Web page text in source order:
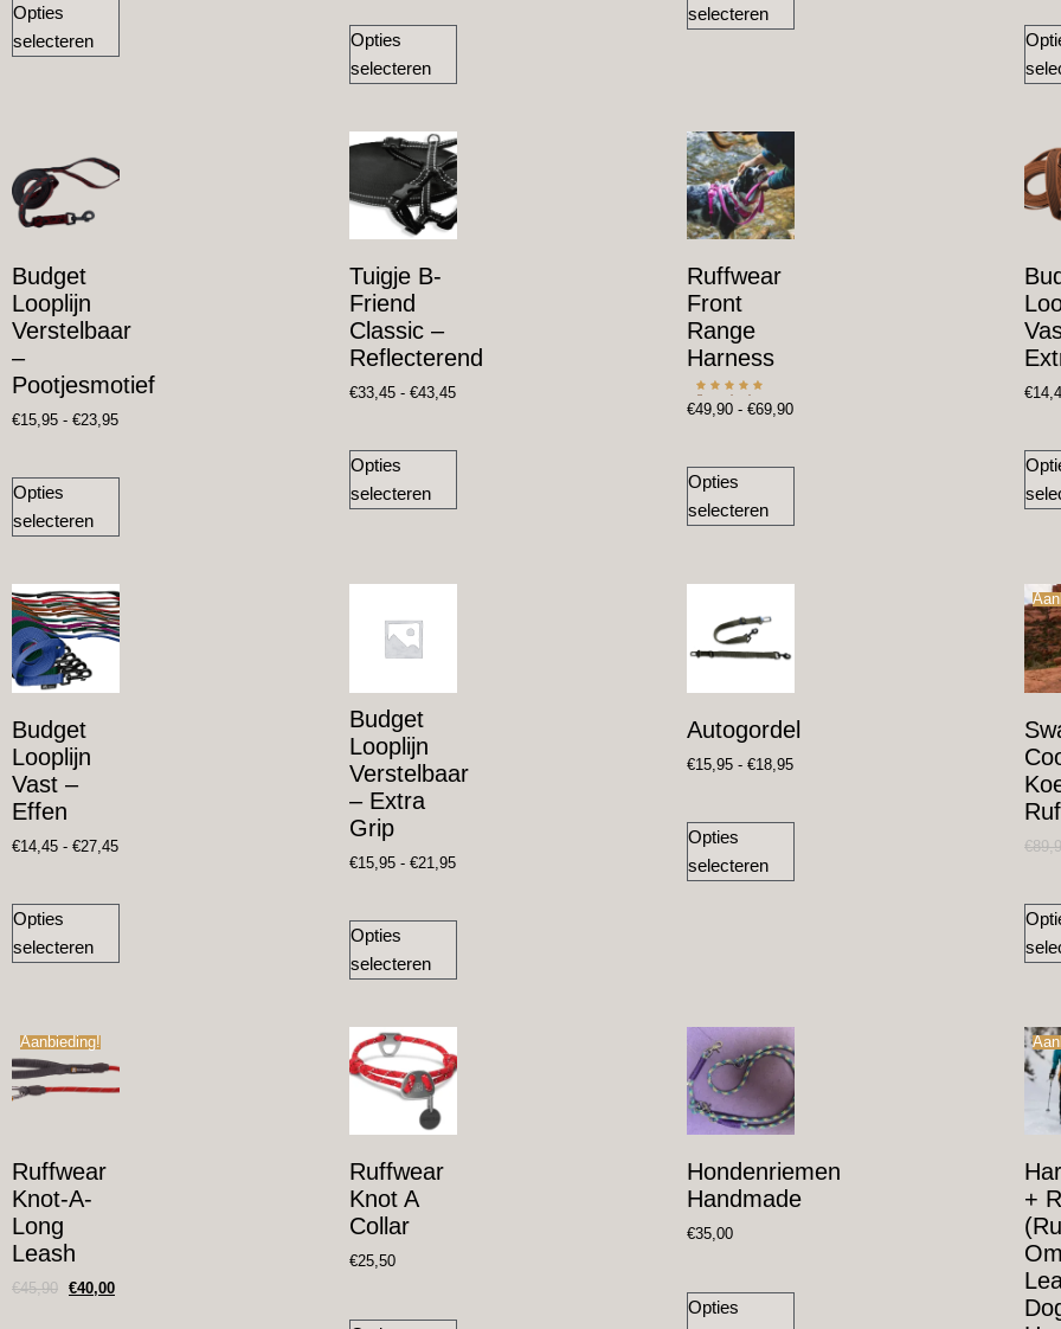
Opties
selecteren
Opties
selecteren
selecteren
Budget
Looplijn
Verstelbaar
–
Pootjesmotief
€15,95 - €23,95
Opties
selecteren
Tuigje B-
Friend
Classic –
Reflecterend
€33,45 - €43,45
Opties
selecteren
Ruffwear
Front
Range
Harness
Gewaardeerd
5.00
uit 5
€49,90 - €69,90
Opties
selecteren
€
Budget
Looplijn
Vast –
Effen
€14,45 - €27,45
Opties
selecteren
Budget
Looplijn
Verstelbaar
– Extra
Grip
€15,95 - €21,95
Opties
selecteren
Autogordel
€15,95 - €18,95
Opties
selecteren
€
Aanbieding!
Ruffwear
Knot-A-
Long
Leash
€45,90 €40,00
Ruffwear
Knot A
Collar
€25,50
Hondenriemen
Handmade
€35,00
Opties
+